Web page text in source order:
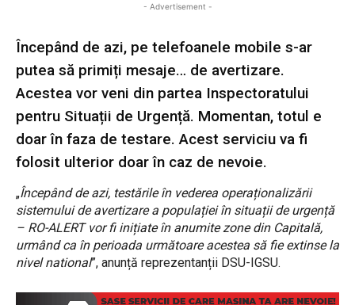
- Advertisement -
Începând de azi, pe telefoanele mobile s-ar
putea să primiți mesaje… de avertizare.
Acestea vor veni din partea Inspectoratului
pentru Situații de Urgență. Momentan, totul e
doar în faza de testare. Acest serviciu va fi
folosit ulterior doar în caz de nevoie.
„Începând de azi, testările în vederea operaționalizării
sistemului de avertizare a populației în situații de urgență
– RO-ALERT vor fi inițiate în anumite zone din Capitală,
urmând ca în perioada următoare acestea să fie extinse la
nivel national”, anunță reprezentanții DSU-IGSU.